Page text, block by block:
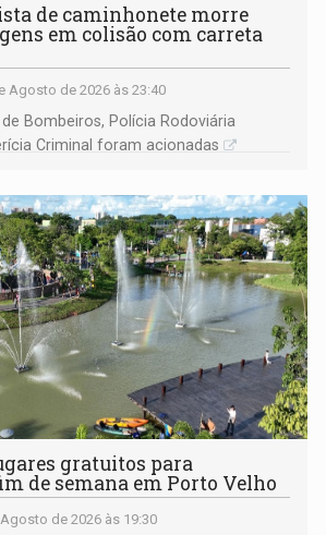
de caminhonete morre
em colisão com carreta
Agosto de 2026 às 23:40
Bombeiros, Polícia Rodoviária
Criminal foram acionadas
gratuitos para
de semana em Porto Velho
de 2026 às 19:30